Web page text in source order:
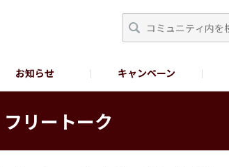
お知らせ キャンペーン
フリートーク